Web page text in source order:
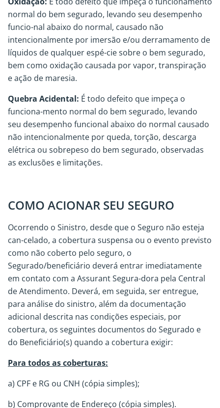
normal do bem segurado, levando seu desempenho
funcio-nal abaixo do normal, causado não
intencionalmente por imersão e/ou derramamento de
líquidos de qualquer espé-cie sobre o bem segurado,
bem como oxidação causada por vapor, transpiração
e ação de maresia.
Quebra Acidental: É todo defeito que impeça o
funciona-mento normal do bem segurado, levando
seu desempenho funcional abaixo do normal causado
não intencionalmente por queda, torção, descarga
elétrica ou sobrepeso do bem segurado, observadas
as exclusões e limitações.
COMO ACIONAR SEU SEGURO
Ocorrendo o Sinistro, desde que o Seguro não esteja
can-celado, a cobertura suspensa ou o evento previsto
como não coberto pelo seguro, o
Segurado/beneficiário deverá entrar imediatamente
em contato com a Assurant Segura-dora pela Central
de Atendimento. Deverá, em seguida, ser entregue,
para análise do sinistro, além da documentação
adicional descrita nas condições especiais, por
cobertura, os seguintes documentos do Segurado e
do Beneficiário(s) quando a cobertura exigir:
Para todos as coberturas:
a) CPF e RG ou CNH (cópia simples);
b) Comprovante de Endereço (cópia simples).